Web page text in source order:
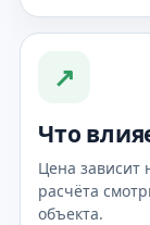
↗
Что
Цена зависит
расчёта
объекта.